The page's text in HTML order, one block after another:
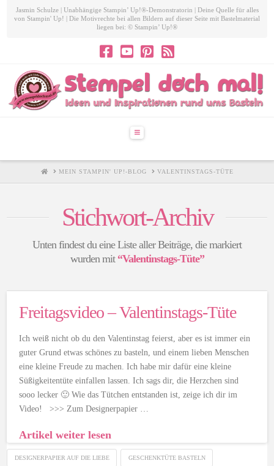
Jasmin Schulze | Unabhängige Stampin’ Up!®-Demonstratorin | Deine Quelle für alles
von Stampin' Up! | Die Motivrechte bei allen Bildern auf dieser Seite mit Bastelmaterial
liegen bei: © Stampin’ Up!®
Navigation
HOMEMEIN STAMPIN' UP!-BLOG VALENTINSTAGS-TÜTE
Stichwort-Archiv
Unten findest du eine Liste aller Beiträge, die markiert
wurden mit “Valentinstags-Tüte”
Freitagsvideo – Valentinstags-Tüte
Ich weiß nicht ob du den Valentinstag feierst, aber es ist immer ein
guter Grund etwas schönes zu basteln, und einem lieben Menschen
eine kleine Freude zu machen. Ich habe mir dafür eine kleine
Süßigkeitentüte einfallen lassen. Ich sags dir, die Herzchen sind
sooo lecker 🙂 Wie das Tütchen entstanden ist, zeige ich dir im
Video! >>> Zum Designerpapier …
Artikel weiter lesen
DESIGNERPAPIER AUF DIE LIEBE GESCHENKTÜTE BASTELN